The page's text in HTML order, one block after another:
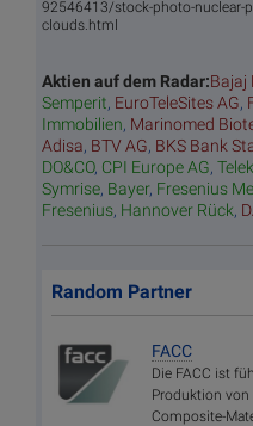
92546413/stock-photo-nuclear-
clouds.html
Aktien auf dem Radar:Bajaj
Semperit, EuroTeleSites AG,
Immobilien, Marinomed
Adisa, BTV AG, BKS Bank
DO&CO, CPI Europe AG,
Symrise, Bayer, Fresenius
Fresenius, Hannover Rück,
Random Partner
FACC
Die FACC ist
Produktion
Composite-